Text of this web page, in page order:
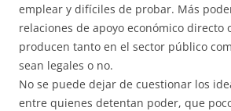
emplear y difíciles de probar. Más
relaciones de apoyo económico directo
producen tanto en el sector público
sean legales o no.
No se puede dejar de cuestionar los
entre quienes detentan poder, que